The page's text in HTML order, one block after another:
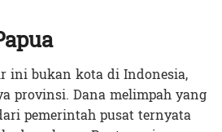
ini bukan kota di Indonesia,
provinsi. Dana melimpah yang
pemerintah pusat ternyata